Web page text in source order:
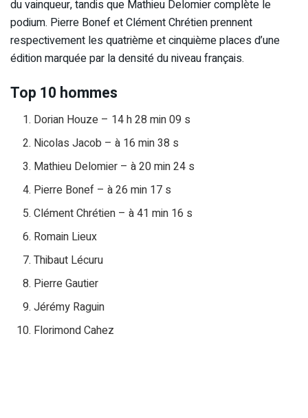
du vainqueur, tandis que Mathieu Delomier complète le
podium. Pierre Bonef et Clément Chrétien prennent
respectivement les quatrième et cinquième places d’une
édition marquée par la densité du niveau français.
Top 10 hommes
Dorian Houze – 14 h 28 min 09 s
Nicolas Jacob – à 16 min 38 s
Mathieu Delomier – à 20 min 24 s
Pierre Bonef – à 26 min 17 s
Clément Chrétien – à 41 min 16 s
Romain Lieux
Thibaut Lécuru
Pierre Gautier
Jérémy Raguin
Florimond Cahez